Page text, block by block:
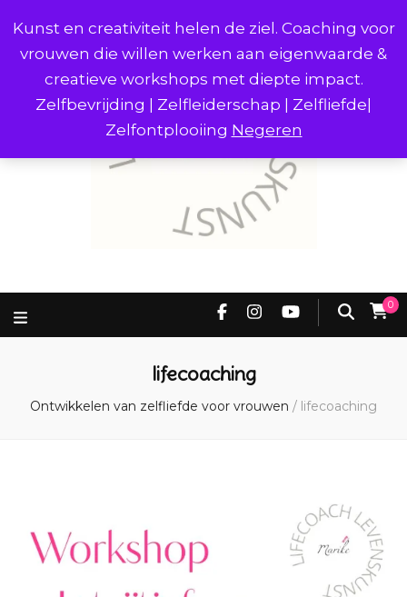
Kunst en creativiteit helen de ziel. Coaching voor
vrouwen die willen werken aan eigenwaarde &
creatieve workshops met diepte impact.
Zelfbevrijding | Zelfleiderschap | Zelfliefde|
Zelfontplooiing Negeren
0
lifecoaching
Ontwikkelen van zelfliefde voor vrouwen / lifecoaching